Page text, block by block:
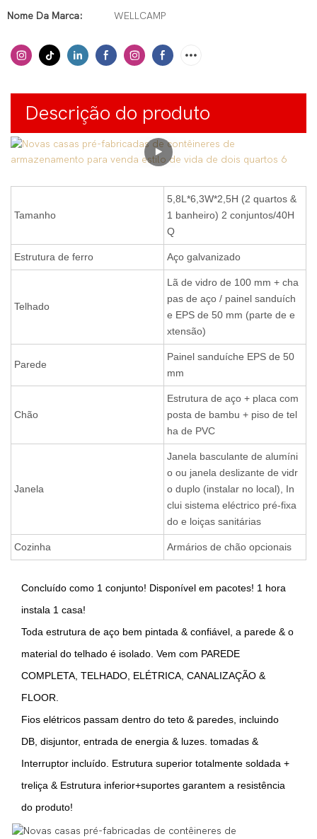
Nome Da Marca:
WELLCAMP
Descrição do produto
Tamanho
5,8L*6,3W*2,5H (2 quartos &
1 banheiro) 2 conjuntos/40H
Q
Estrutura de ferro Aço galvanizado
Telhado
Lã de vidro de 100 mm + cha
pas de aço / painel sanduích
e EPS de 50 mm (parte de e
xtensão)
Parede
Painel sanduíche EPS de 50
mm
Chão
Estrutura de aço + placa com
posta de bambu + piso de tel
ha de PVC
Janela
Janela basculante de alumíni
o ou janela deslizante de vidr
o duplo (instalar no local), In
clui sistema eléctrico pré-fixa
do e loiças sanitárias
Cozinha Armários de chão opcionais
Concluído como 1 conjunto! Disponível em pacotes! 1 hora
instala 1 casa!
Toda estrutura de aço bem pintada & confiável, a parede & o
material do telhado é isolado. Vem com PAREDE
COMPLETA, TELHADO, ELÉTRICA, CANALIZAÇÃO &
FLOOR.
Fios elétricos passam dentro do teto & paredes, incluindo
DB, disjuntor, entrada de energia & luzes. tomadas &
Interruptor incluído. Estrutura superior totalmente soldada +
treliça & Estrutura inferior+suportes garantem a resistência
do produto!